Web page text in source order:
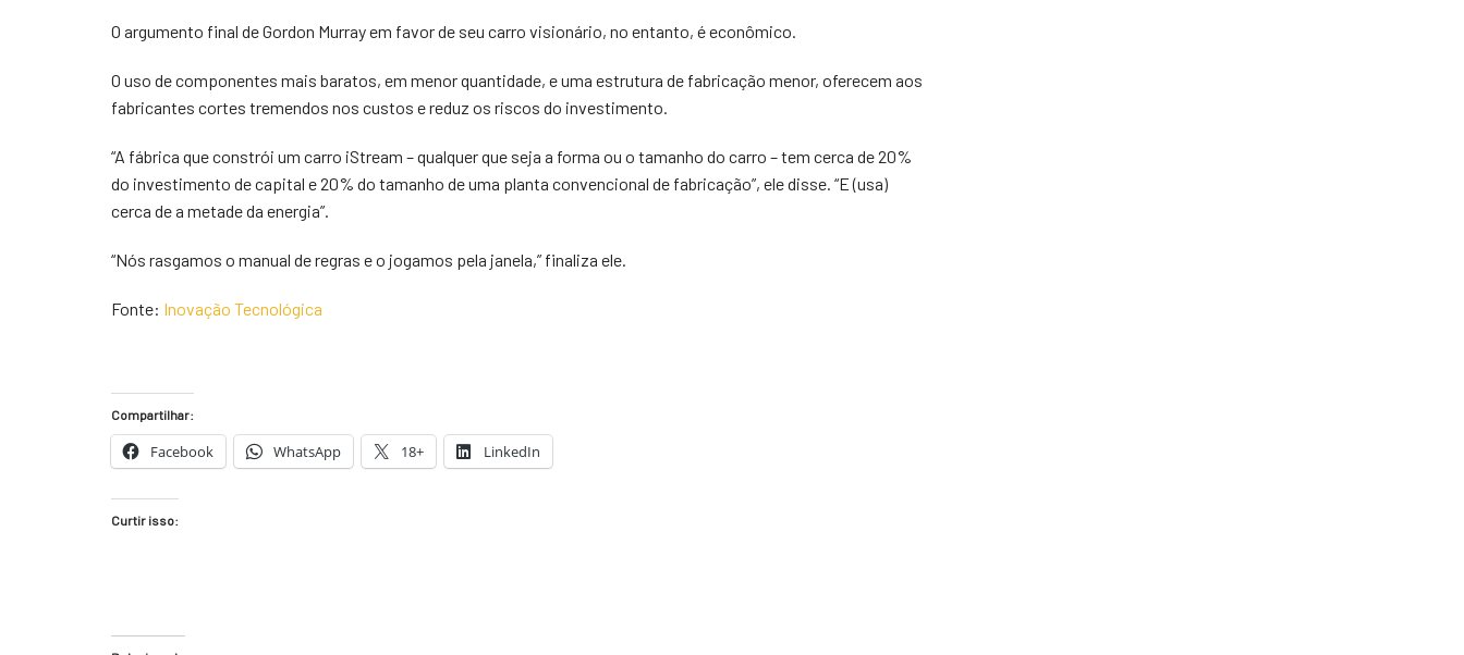
O argumento final de Gordon Murray em favor de seu carro visionário, no entanto, é econômico.
O uso de componentes mais baratos, em menor quantidade, e uma estrutura de fabricação menor, oferecem aos
fabricantes cortes tremendos nos custos e reduz os riscos do investimento.
“A fábrica que constrói um carro iStream – qualquer que seja a forma ou o tamanho do carro – tem cerca de 20%
do investimento de capital e 20% do tamanho de uma planta convencional de fabricação”, ele disse. “E (usa)
cerca de a metade da energia”.
“Nós rasgamos o manual de regras e o jogamos pela janela,” finaliza ele.
Fonte: Inovação Tecnológica
Compartilhar:
Facebook WhatsApp 18+ LinkedIn
Curtir isso: